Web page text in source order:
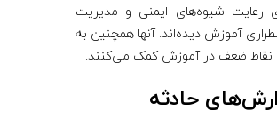
رعایت شیوه‌های ایمنی و مدیریت
آموزش دیده‌اند. آنها همچنین به
نقاط ضعف در آموزش کمک می‌کنند.